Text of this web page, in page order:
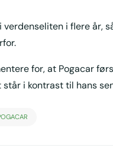
i flere år,
for, at Pogacar
i kontrast til hans